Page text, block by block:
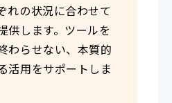
れの状況に合わせて
供します。ツールを
わらせない、本質的
活用をサポートしま